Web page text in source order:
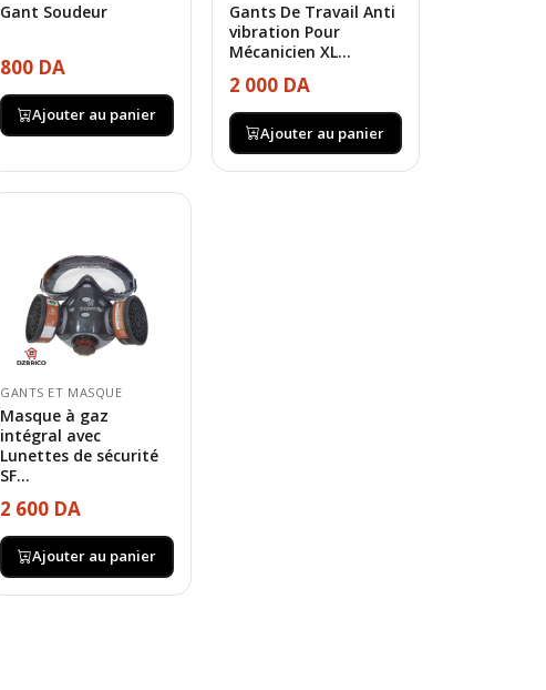
Gant Soudeur
800 DA
Ajouter au panier
Gants De Travail Anti
vibration Pour
Mécanicien XL...
2 000 DA
Ajouter au panier
GANTS ET MASQUE
Masque à gaz
intégral avec
Lunettes de sécurité
SF...
2 600 DA
Ajouter au panier